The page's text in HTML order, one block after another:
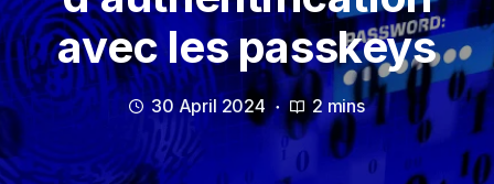
n
t
avec les passkeys
30 April 2024 2 mins